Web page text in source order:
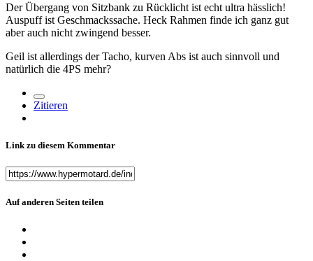
Der Übergang von Sitzbank zu Rücklicht ist echt ultra hässlich!
Auspuff ist Geschmackssache. Heck Rahmen finde ich ganz gut
aber auch nicht zwingend besser.
Geil ist allerdings der Tacho, kurven Abs ist auch sinnvoll und
natürlich die 4PS mehr?
Zitieren
Link zu diesem Kommentar
Auf anderen Seiten teilen